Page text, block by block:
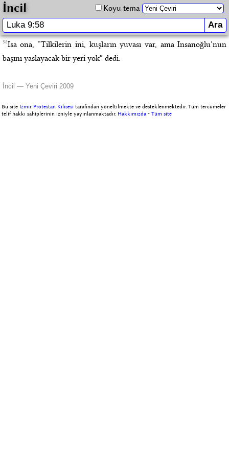
İncil Koyu tema
58İsa ona, “Tilkilerin ini, kuşların yuvası var, ama İnsanoğlu’nun
başını yaslayacak bir yeri yok” dedi.
İncil — Yeni Çeviri 2009
Bu site İzmir Protestan Kilisesi tarafından yöneltilmekte ve desteklenmektedir. Tüm tercümeler
telif hakkı sahiplerinin izniyle yayınlanmaktadır. Hakkımızda -Tüm site